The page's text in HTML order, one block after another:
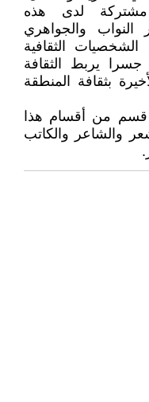
لدى هذه
والجواهري
الثقافية
جسرا يربط الثقافة
بثقافة المنطقة
من أقسام هذا
والشاعر والكاتب